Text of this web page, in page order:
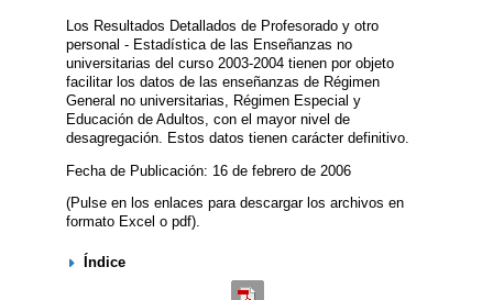
Los Resultados Detallados de Profesorado y otro
personal - Estadística de las Enseñanzas no
universitarias del curso 2003-2004 tienen por objeto
facilitar los datos de las enseñanzas de Régimen
General no universitarias, Régimen Especial y
Educación de Adultos, con el mayor nivel de
desagregación. Estos datos tienen carácter definitivo.
Fecha de Publicación: 16 de febrero de 2006
(Pulse en los enlaces para descargar los archivos en
formato Excel o pdf).
Índice